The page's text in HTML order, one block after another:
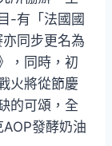
-有「法國國
同步更名為
，同時，初
火將從節慶
的可頌，全
發酵奶油